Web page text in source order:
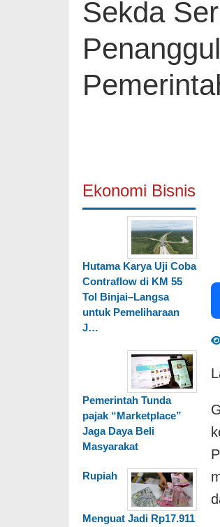
Kunci
Ada
Sekda
Ekonomi Bisnis
Hutama Karya Uji Coba
Contraflow di KM 55
Tol Binjai–Langsa
untuk Pemeliharaan
J…
Pemerintah Tunda
pajak “Marketplace”
Jaga Daya Beli
Masyarakat
Rupiah
Menguat Jadi Rp17.911